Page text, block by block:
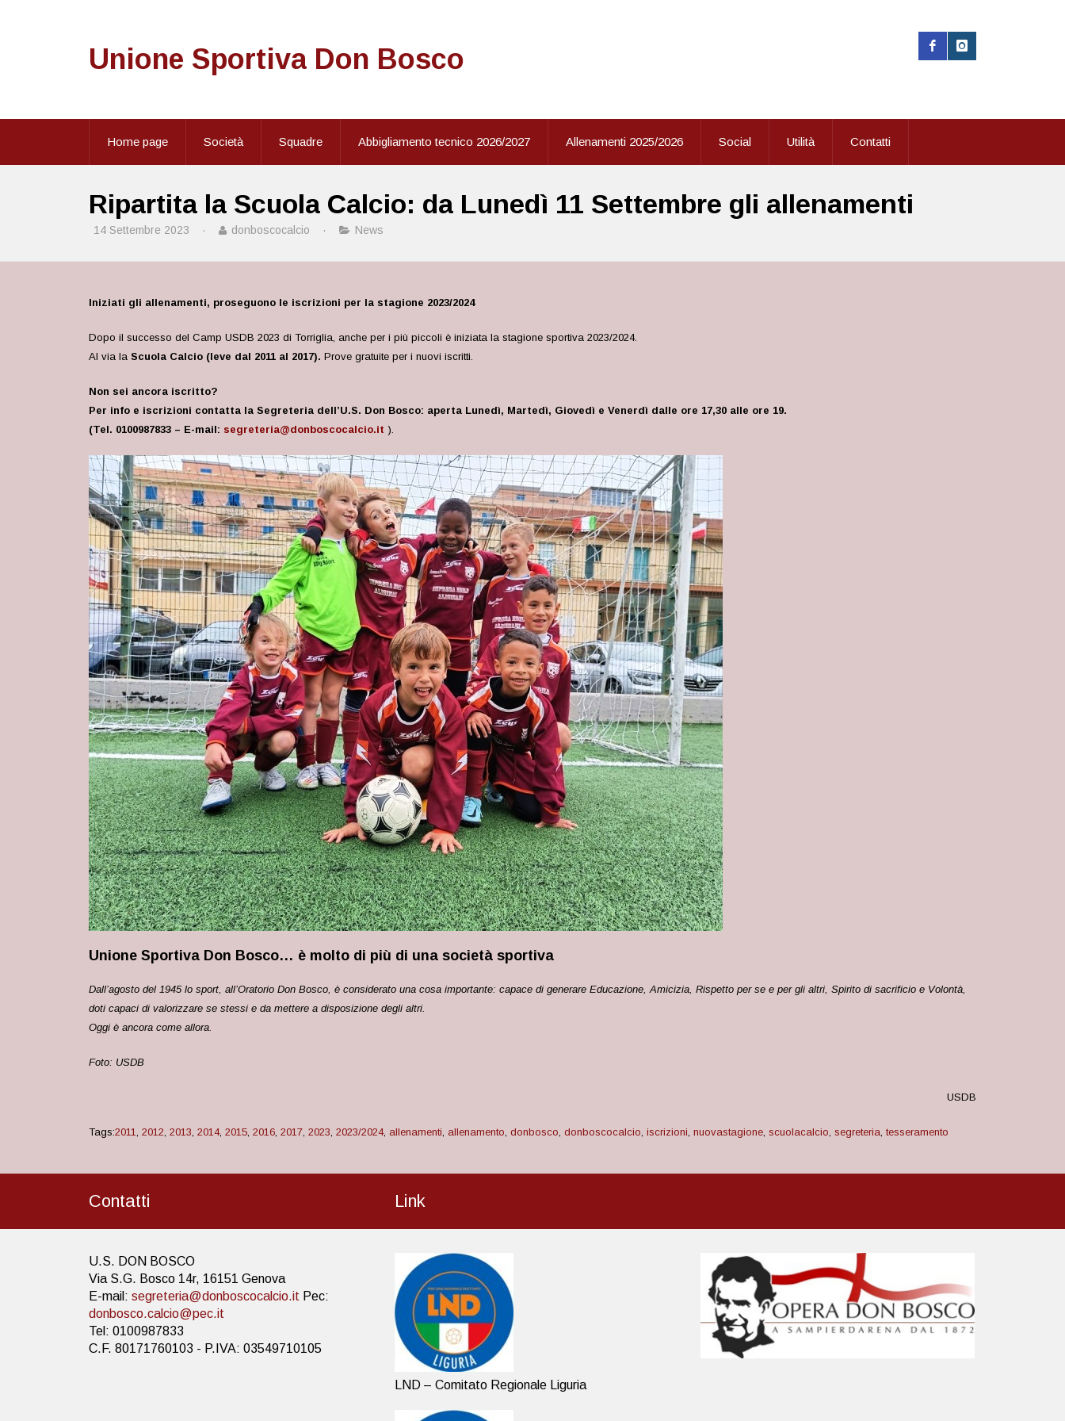
Unione Sportiva Don Bosco
Home page Società Squadre Abbigliamento tecnico 2026/2027 Allenamenti 2025/2026 Social Utilità Contatti
Ripartita la Scuola Calcio: da Lunedì 11 Settembre gli allenamenti
14 Settembre 2023 · donboscocalcio · News
Iniziati gli allenamenti, proseguono le iscrizioni per la stagione 2023/2024
Dopo il successo del Camp USDB 2023 di Torriglia, anche per i più piccoli è iniziata la stagione sportiva 2023/2024.
Al via la Scuola Calcio (leve dal 2011 al 2017). Prove gratuite per i nuovi iscritti.
Non sei ancora iscritto?
Per info e iscrizioni contatta la Segreteria dell’U.S. Don Bosco: aperta Lunedì, Martedì, Giovedì e Venerdì dalle ore 17,30 alle ore 19.
(Tel. 0100987833 – E-mail: segreteria@donboscocalcio.it ).
Unione Sportiva Don Bosco… è molto di più di una società sportiva
Dall’agosto del 1945 lo sport, all’Oratorio Don Bosco, è considerato una cosa importante: capace di generare Educazione, Amicizia, Rispetto per se e per gli altri, Spirito di sacrificio e Volontà,
doti capaci di valorizzare se stessi e da mettere a disposizione degli altri.
Oggi è ancora come allora.
Foto: USDB
USDB
Tags:2011, 2012, 2013, 2014, 2015, 2016, 2017, 2023, 2023/2024, allenamenti, allenamento, donbosco, donboscocalcio, iscrizioni, nuovastagione, scuolacalcio, segreteria, tesseramento
Contatti
U.S. DON BOSCO
Via S.G. Bosco 14r, 16151 Genova
E-mail: segreteria@donboscocalcio.it Pec:
donbosco.calcio@pec.it
Tel: 0100987833
C.F. 80171760103 - P.IVA: 03549710105
Link
LND – Comitato Regionale Liguria